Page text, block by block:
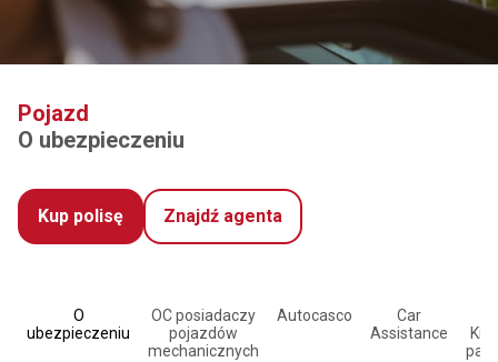
Pojazd
O ubezpieczeniu
Kup polisę Znajdź agenta
O
ubezpieczeniu
OC posiadaczy
pojazdów
mechanicznych
Autocasco
Car
Assistance